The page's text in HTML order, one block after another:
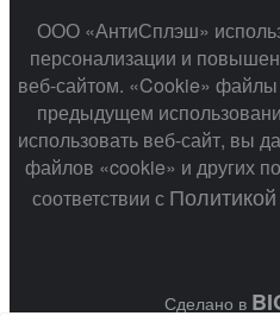
ООО «АнтиСплэш»
персонализации и
веб-сайтом. «Cookie»
предыдущем
использовать веб-сайт, вы
файлов «cookie» и других
соответствии с
Сделано в